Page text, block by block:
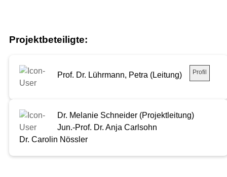
Projektbeteiligte:
Prof. Dr. Lührmann, Petra (Leitung) Profil
Dr. Melanie Schneider (Projektleitung)
Jun.-Prof. Dr. Anja Carlsohn
Dr. Carolin Nössler